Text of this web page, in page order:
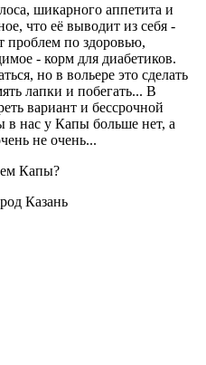
шикарного аппетита и
что её выводит из себя -
проблем по здоровью,
- корм для диабетиков.
но в вольере это сделать
лапки и побегать... В
вариант и бессрочной
нас у Капы больше нет, а
не очень...
Капы?
Казань